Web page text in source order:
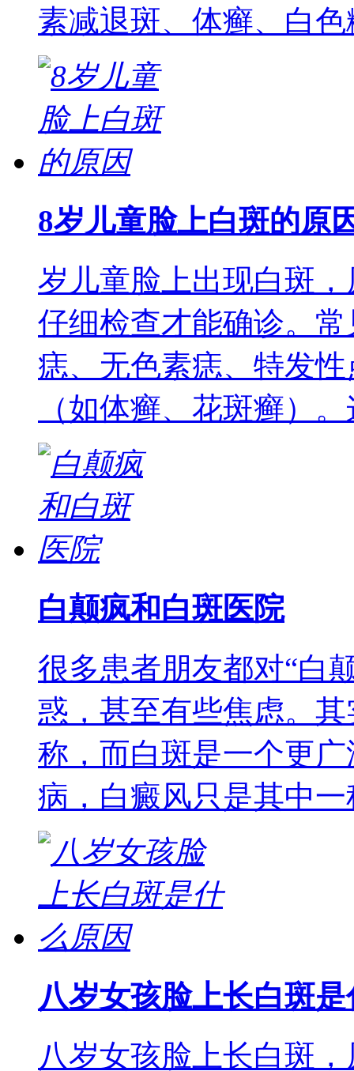
素减退斑、体癣、白
8岁儿童脸上白斑的原
岁儿童脸上出现白斑
仔细检查才能确诊。
痣、无色素痣、特发
（如体癣、花斑癣）
白颠疯和白斑医院
很多患者朋友都对“白
惑，甚至有些焦虑。
称，而白斑是一个更
病，白癜风只是其中
八岁女孩脸上长白斑
八岁女孩脸上长白斑